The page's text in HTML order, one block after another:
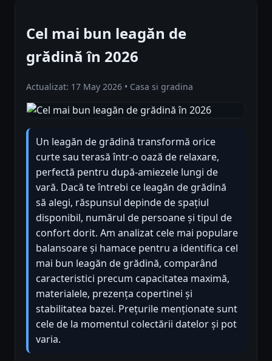
Cel mai bun leagăn de
grădină în 2026
Actualizat: 17 May 2026 • Casa si gradina
Un leagăn de grădină transformă orice
curte sau terasă într-o oază de relaxare,
perfectă pentru după-amiezele lungi de
vară. Dacă te întrebi ce leagăn de grădină
să alegi, răspunsul depinde de spațiul
disponibil, numărul de persoane și tipul de
confort dorit. Am analizat cele mai populare
balansoare și hamace pentru a identifica cel
mai bun leagăn de grădină, comparând
caracteristici precum capacitatea maximă,
materialele, prezența copertinei și
stabilitatea bazei. Prețurile menționate sunt
cele de la momentul colectării datelor și pot
varia.